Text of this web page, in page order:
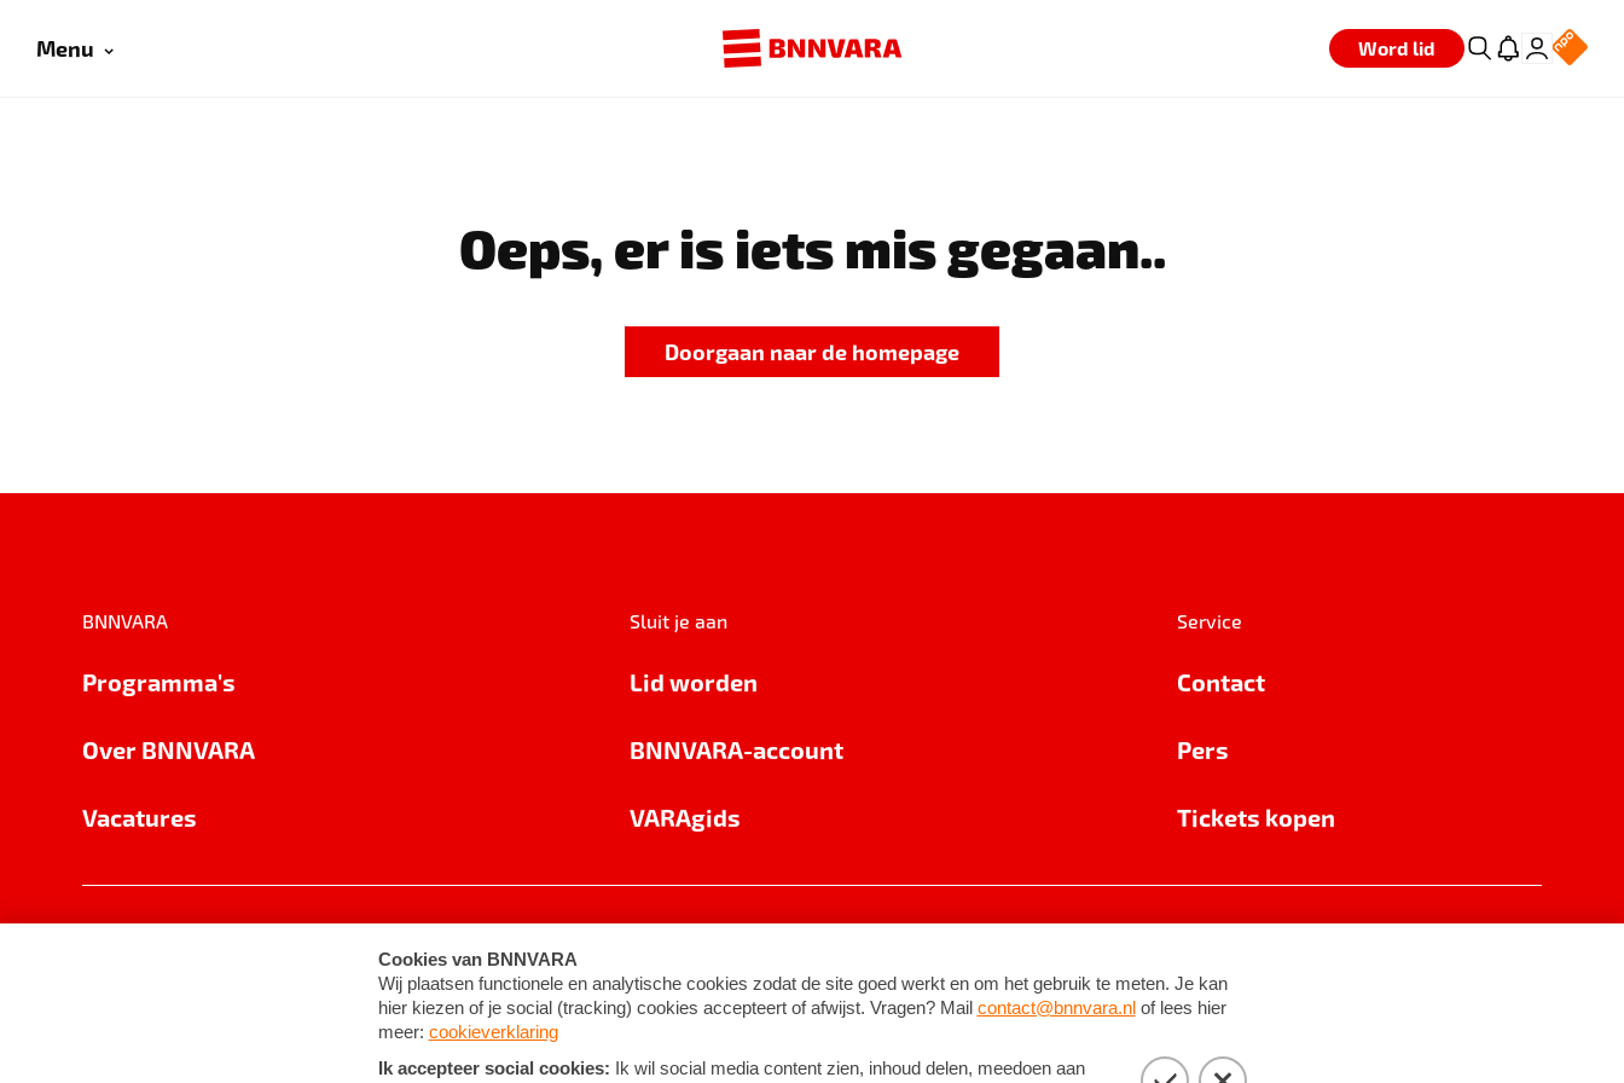
Menu Word lid
Oeps, er is iets mis gegaan..
Doorgaan naar de homepage
BNNVARA
Programma's
Over BNNVARA
Vacatures
Sluit je aan
Lid worden
BNNVARA-account
VARAgids
Service
Contact
Pers
Tickets kopen
Cookie-instellingen Algemene voorwaarden ©2026BNNVARA